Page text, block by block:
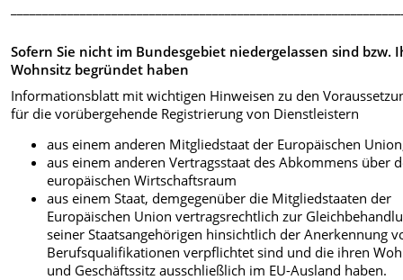
Sofern Sie nicht im Bundesgebiet niedergelassen sind bzw.
Wohnsitz begründet haben
Informationsblatt mit wichtigen Hinweisen zu den
für die vorübergehende Registrierung von Dienstleistern
aus einem anderen Mitgliedstaat der Europäischen
aus einem anderen Vertragsstaat des Abkommens über
europäischen Wirtschaftsraum
aus einem Staat, demgegenüber die Mitgliedstaaten der
Europäischen Union vertragsrechtlich zur
seiner Staatsangehörigen hinsichtlich der Anerkennung
Berufsqualifikationen verpflichtet sind und die ihren
und Geschäftssitz ausschließlich im EU-Ausland haben.